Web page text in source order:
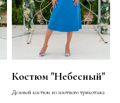
Костюм "Небесный"
Деловой костюм из плотного трикотажа